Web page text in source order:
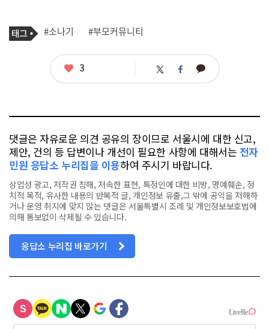
기
사
태
그
#소나기 #부모커뮤니티
좋
3 트 페 카
댓글은 자유로운 의견 공유의 장이므로 서울시에 대한 신고,
제안, 건의 등 답변이나 개선이 필요한 사항에 대해서는 전자
민원 응답소 누리집을 이용하여 주시기 바랍니다.
상업성 광고, 저작권 침해, 저속한 표현, 특정인에 대한 비방, 명예훼손, 정
치적 목적, 유사한 내용의 반복적 글, 개인정보 유출,그 밖에 공익을 저해하
거나 운영 취지에 맞지 않는 댓글은 서울특별시 조례 및 개인정보보호법에
의해 통보없이 삭제될 수 있습니다.
응답소 누리집 바로가기